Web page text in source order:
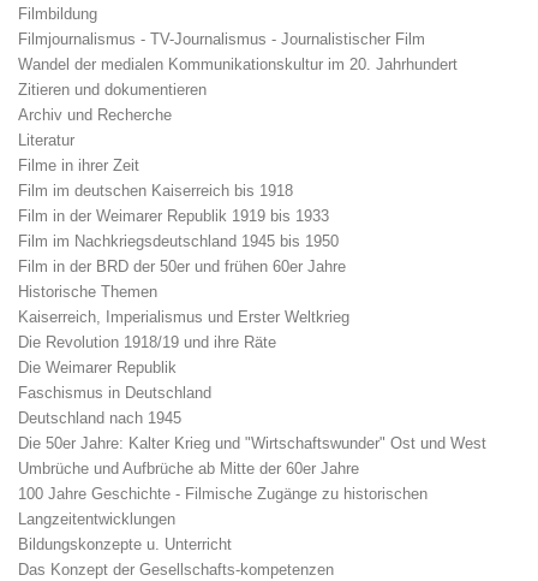
Filmbildung
Filmjournalismus - TV-Journalismus - Journalistischer Film
Wandel der medialen Kommunikationskultur im 20. Jahrhundert
Zitieren und dokumentieren
Archiv und Recherche
Literatur
Filme in ihrer Zeit
Film im deutschen Kaiserreich bis 1918
Film in der Weimarer Republik 1919 bis 1933
Film im Nachkriegsdeutschland 1945 bis 1950
Film in der BRD der 50er und frühen 60er Jahre
Historische Themen
Kaiserreich, Imperialismus und Erster Weltkrieg
Die Revolution 1918/19 und ihre Räte
Die Weimarer Republik
Faschismus in Deutschland
Deutschland nach 1945
Die 50er Jahre: Kalter Krieg und "Wirtschaftswunder" Ost und West
Umbrüche und Aufbrüche ab Mitte der 60er Jahre
100 Jahre Geschichte - Filmische Zugänge zu historischen
Langzeitentwicklungen
Bildungskonzepte u. Unterricht
Das Konzept der Gesellschafts-kompetenzen